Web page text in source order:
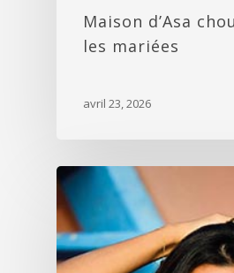
Maison d’Asa
les mariées
avril 23, 2026